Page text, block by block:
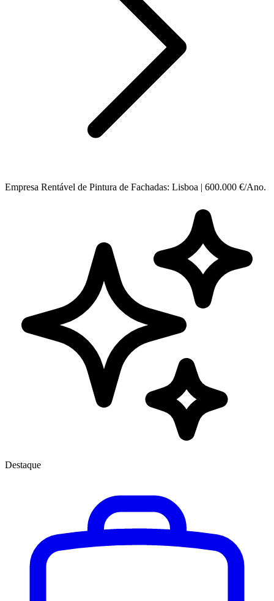
Empresa Rentável de Pintura de Fachadas: Lisboa | 600.000 €/Ano.
Destaque